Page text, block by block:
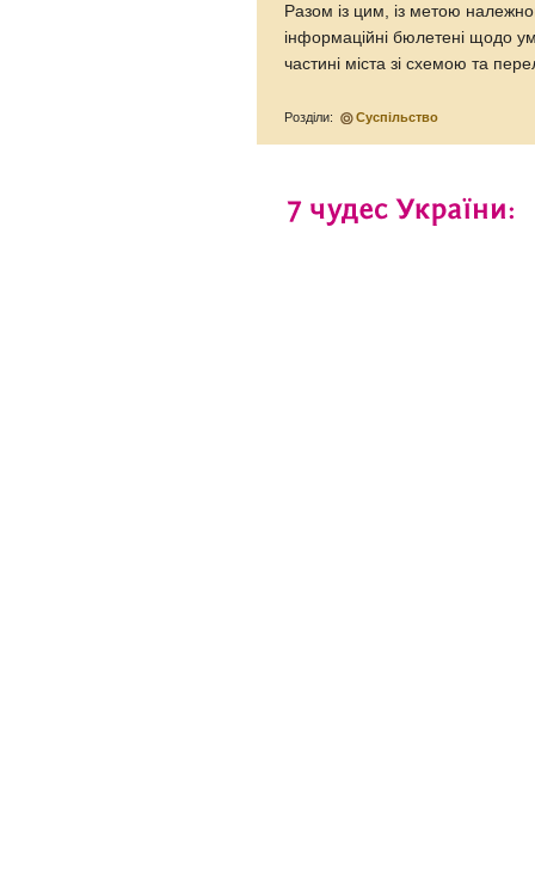
Разом із цим, із метою
інформаційні бюлетені щодо
частині міста зі схемою та
Розділи: Суспільство